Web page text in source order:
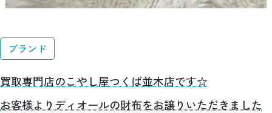
ブランド
買取専門店のこやし屋つくば並木店です☆
お客様よりディオールの財布をお譲りいただきました